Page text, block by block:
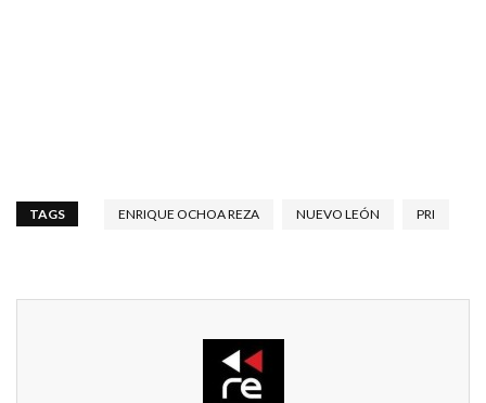
TAGS ENRIQUE OCHOA REZA NUEVO LEÓN PRI